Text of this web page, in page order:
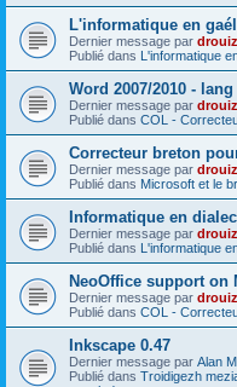
L'informatique en
Dernier message par
Publié dans L'informatique
Word 2007/2010 -
Dernier message par
Publié dans COL -
Correcteur breton
Dernier message par
Publié dans Microsoft et le
Informatique en
Dernier message par
Publié dans L'informatique
NeoOffice support on
Dernier message par
Publié dans COL -
Inkscape 0.47
Dernier message par Alan
Publié dans Troidigezh